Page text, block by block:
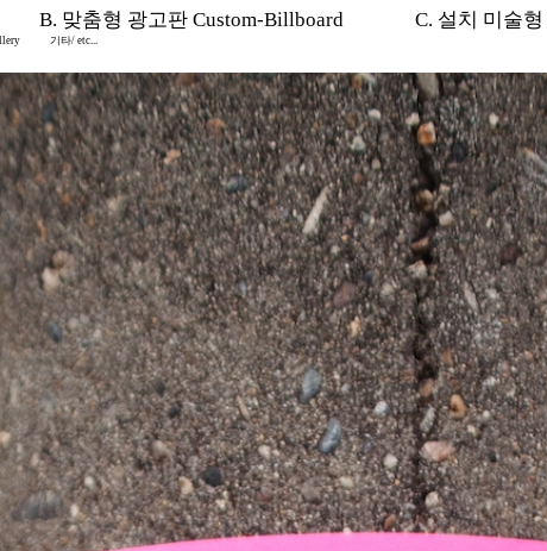
B. 맞춤형 광고판 Custom-Billboard C. 설치 미술
기타/ etc...